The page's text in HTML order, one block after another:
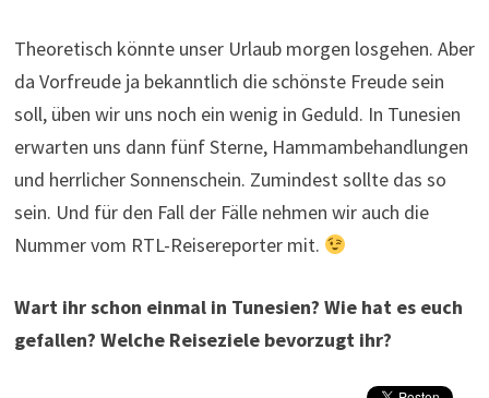
Theoretisch könnte unser Urlaub morgen losgehen. Aber
da Vorfreude ja bekanntlich die schönste Freude sein
soll, üben wir uns noch ein wenig in Geduld. In Tunesien
erwarten uns dann fünf Sterne, Hammambehandlungen
und herrlicher Sonnenschein. Zumindest sollte das so
sein. Und für den Fall der Fälle nehmen wir auch die
Nummer vom RTL-Reisereporter mit.
Wart ihr schon einmal in Tunesien? Wie hat es euch
gefallen? Welche Reiseziele bevorzugt ihr?